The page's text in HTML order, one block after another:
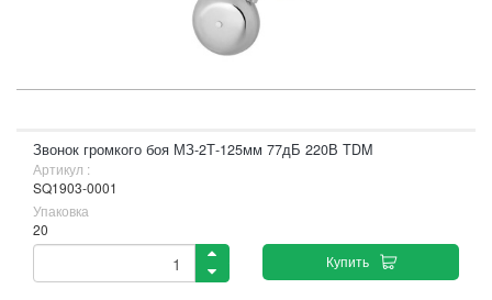
Звонок громкого боя МЗ-2Т-125мм 77дБ 220В TDM
Артикул :
SQ1903-0001
Упаковка
20
Купить